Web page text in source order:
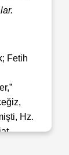
Fetih
Hz.